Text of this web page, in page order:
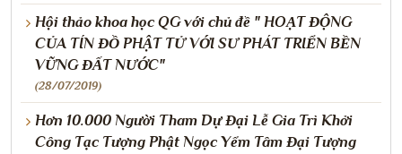
Hội thảo khoa học QG với chủ đề " HOẠT ĐỘNG
CỦA TÍN ĐỒ PHẬT TỬ VỚI SƯ PHÁT TRIỂN BỀN
VỮNG ĐẤT NƯỚC"
(28/07/2019)
Hơn 10.000 Người Tham Dự Đại Lễ Gia Trì Khởi
Công Tạc Tượng Phật Ngọc Yểm Tâm Đại Tượng